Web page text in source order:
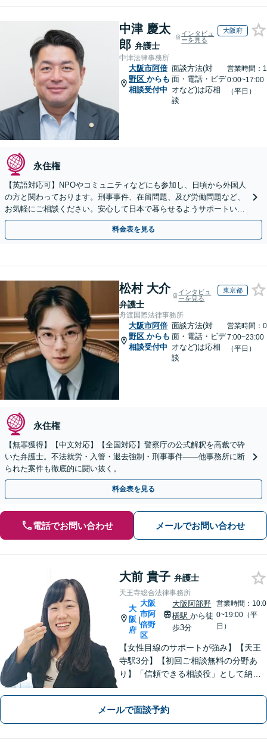
中津 慶太
郎 弁護士
インタビュ
ーを見る
大阪府
中津法律事務所
大阪市阿倍
野区 からも
相談受付中
面談方法(対
面・電話・ビデ
オなど)は応相
談
営業時間：1
0:00~17:00
（平日）
永住権
【英語対応可】NPOやコミュニティなどにも参加し、日頃から外国人
の方と関わっております。刑事事件、在留問題、及び労働問題など、
お気軽にご相談ください。安心して日本で暮らせるようサポートいた
します【夜間・休日相談OK】【北浜駅2分】
料金表を見る
松村 大介
弁護士
インタビュ
ーを見る
東京都
舟渡国際法律事務所
大阪市阿倍
野区 からも
相談受付中
面談方法(対
面・電話・ビデ
オなど)は応相
談
営業時間：0
7:00~23:00
（平日）
永住権
【無罪獲得】【中文対応】【全国対応】警察庁の公式解釈を高裁で砕
いた弁護士。不法就労・入管・退去強制・刑事事件——他事務所に断
られた案件も徹底的に闘い抜く。
料金表を見る
電話でお問い合わせ メールでお問い合わせ
大前 貴子 弁護士
天王寺総合法律事務所
大
阪
府
|
大阪
市阿
倍野
区
大阪阿部野
橋駅から徒
歩3分
営業時間：10:0
0~19:00（平
日）
【女性目線のサポートが強み】【天王
寺駅3分】【初回ご相談無料の分野あ
り】「信頼できる相談役」として納得
づくりを心がけます【借金・債務整
理】経済状況に応じて適切な解決策を
ご提案します
メールで面談予約